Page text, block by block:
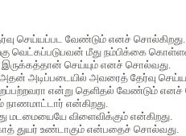
செய்யப்பட வேண்டும் எனச் சொல்கிறது.
வெட்கப்படுபவன் மீது நம்பிக்கை
இருக்கத்தான் செய்யும் எனச் சொல்வது.
அதன் அடிப்படையில் அவரைத் தேர்வு
என்று தெளிதல் வேண்டும் எனச்
நாணமாட்டார் என்கிறது.
மடமையையே விளைவிக்கும் என்கிறது.
துயர் உண்டாகும் என்பதைச் சொல்வது.